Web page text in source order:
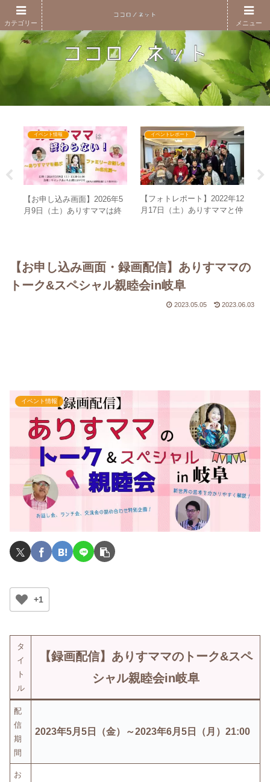
イベント情報
【お申し込み画面】2026年5
月9日（土）ありすママは終
イベントレポート
【フォトレポート】2022年12
月17日（土）ありすママと仲
【お申し込み画面・録画配信】ありすママの
トーク&スペシャル親睦会in岐阜
2023.05.05 2023.06.03
イベント情報
+1
タ
イ
ト
ル
【録画配信】 ありすママのトーク&スペ
シャル親睦会in岐阜
配
信
期
間
2023年5月5日（金）～2023年6月5日（月）21:00
お
カテゴリー メニュー